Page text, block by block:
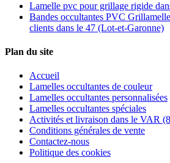
Lamelle pvc pour grillage rigide
Bandes occultantes PVC
clients dans le 47 (Lot-et-Garonne)
Plan du site
Accueil
Lamelles occultantes de couleur
Lamelles occultantes personnalisées
Lamelles occultantes spéciales
Activités et livraison dans le VAR
Conditions générales de vente
Contactez-nous
Politique des cookies